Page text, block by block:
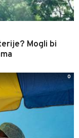
Mogli bi
0